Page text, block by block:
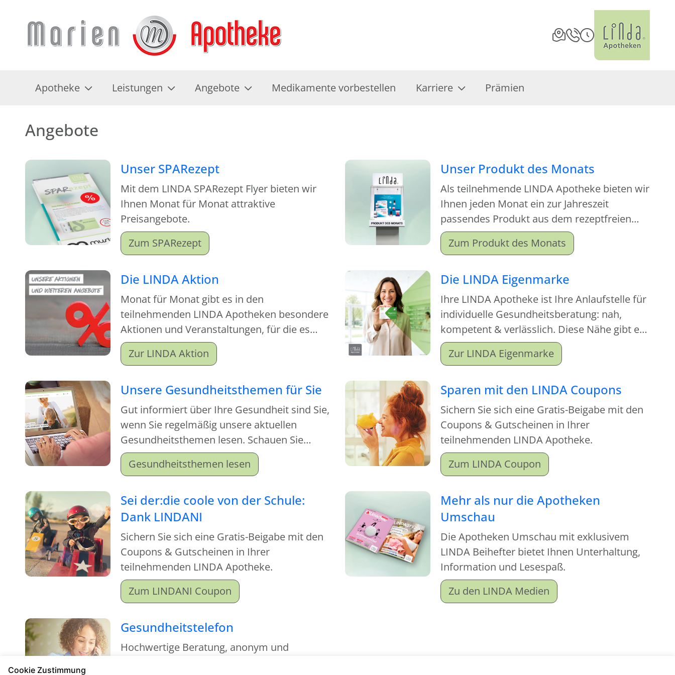
Apotheke Leistungen Angebote Medikamente vorbestellen Karriere Prämien
Angebote
Unser SPARezept
Mit dem LINDA SPARezept Flyer bieten wir
Ihnen Monat für Monat attraktive
Preisangebote.
Zum SPARezept
Unser Produkt des Monats
Als teilnehmende LINDA Apotheke bieten wir
Ihnen jeden Monat ein zur Jahreszeit
passendes Produkt aus dem rezeptfreien
Sortiment an. Beim Kauf dieses
Monatsproduktes erhalten Sie einen
Zum Produkt des Monats
Die LINDA Aktion
Monat für Monat gibt es in den
teilnehmenden LINDA Apotheken besondere
Aktionen und Veranstaltungen, für die es
sich lohnt, vorbeizukommen.
Zur LINDA Aktion
Die LINDA Eigenmarke
Ihre LINDA Apotheke ist Ihre Anlaufstelle für
individuelle Gesundheitsberatung: nah,
kompetent & verlässlich. Diese Nähe gibt es
jetzt auch für Ihre Hausapotheke!
Zur LINDA Eigenmarke
Unsere Gesundheitsthemen für Sie
Gut informiert über Ihre Gesundheit sind Sie,
wenn Sie regelmäßig unsere aktuellen
Gesundheitsthemen lesen. Schauen Sie
einfach mal rein und machen Sie sich schlau!
Gesundheitsthemen lesen
Sparen mit den LINDA Coupons
Sichern Sie sich eine Gratis-Beigabe mit den
Coupons & Gutscheinen in Ihrer
teilnehmenden LINDA Apotheke.
Zum LINDA Coupon
Sei der:die coole von der Schule:
Dank LINDANI
Sichern Sie sich eine Gratis-Beigabe mit den
Coupons & Gutscheinen in Ihrer
teilnehmenden LINDA Apotheke.
Zum LINDANI Coupon
Mehr als nur die Apotheken
Umschau
Die Apotheken Umschau mit exklusivem
LINDA Beihefter bietet Ihnen Unterhaltung,
Information und Lesespaß.
Zu den LINDA Medien
Gesundheitstelefon
Hochwertige Beratung, anonym und
Cookie Zustimmung